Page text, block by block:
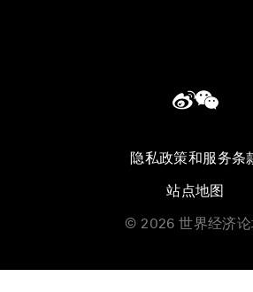
隐私政策和服务条
站点地图
© 2026 世界经济